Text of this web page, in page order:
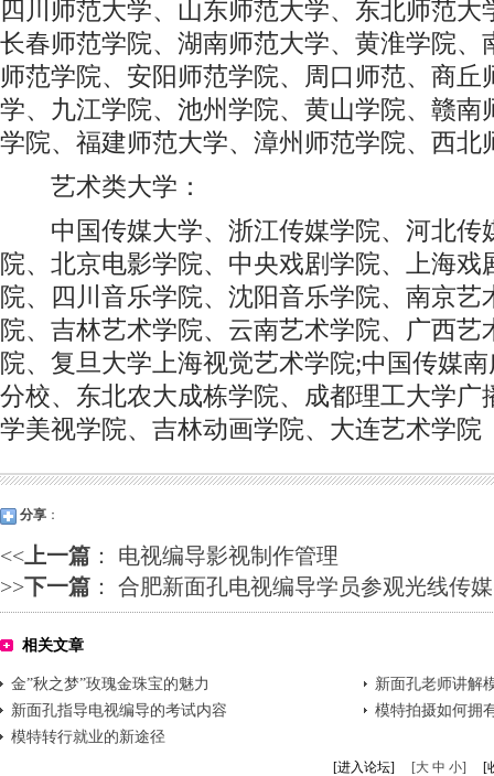
四川师范大学、山东师范大学、东北师范大
长春师范学院、湖南师范大学、黄淮学院、
师范学院、安阳师范学院、周口师范、商丘
学、九江学院、池州学院、黄山学院、赣南
学院、福建师范大学、漳州师范学院、西北
艺术类大学：
中国传媒大学、浙江传媒学院、河北传
院、北京电影学院、中央戏剧学院、上海戏
院、四川音乐学院、沈阳音乐学院、南京艺
院、吉林艺术学院、云南艺术学院、广西艺
院、复旦大学上海视觉艺术学院;中国传媒
分校、东北农大成栋学院、成都理工大学广
学美视学院、吉林动画学院、大连艺术学院
分享 ：
<<上一篇 ： 电视编导影视制作管理
>>下一篇 ： 合肥新面孔电视编导学员参观光线传媒
相关文章
金”秋之梦”玫瑰金珠宝的魅力
新面孔老师讲解
新面孔指导电视编导的考试内容
模特拍摄如何拥
模特转行就业的新途径
[进入论坛] [大 中 小] [